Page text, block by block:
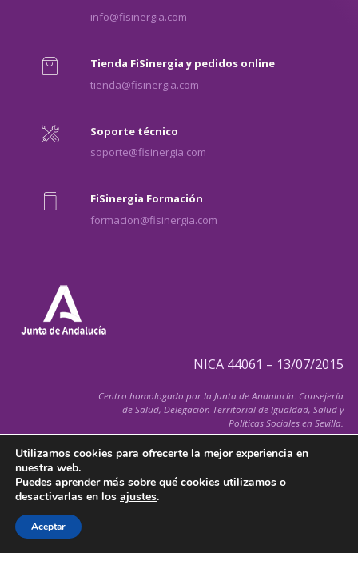
info@fisinergia.com
Tienda FiSinergia y pedidos online
tienda@fisinergia.com
Soporte técnico
soporte@fisinergia.com
FiSinergia Formación
formacion@fisinergia.com
NICA 44061 – 13/07/2015
Centro homologado por la Junta de Andalucía. Consejería
de Salud, Delegación Territorial de Igualdad, Salud y
Políticas Sociales en Sevilla.
Todos los derechos reservados
Política de Cancelación de Citas–Aviso Legal–Política de Cookies–
Utilizamos cookies para ofrecerte la mejor experiencia en
nuestra web.
Puedes aprender más sobre qué cookies utilizamos o
desactivarlas en los ajustes.
Aceptar